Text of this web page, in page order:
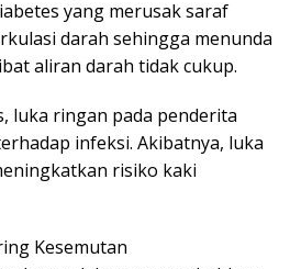
yang merusak saraf
darah sehingga menunda
aliran darah tidak cukup.
luka ringan pada penderita
infeksi. Akibatnya, luka
risiko kaki
Kesemutan